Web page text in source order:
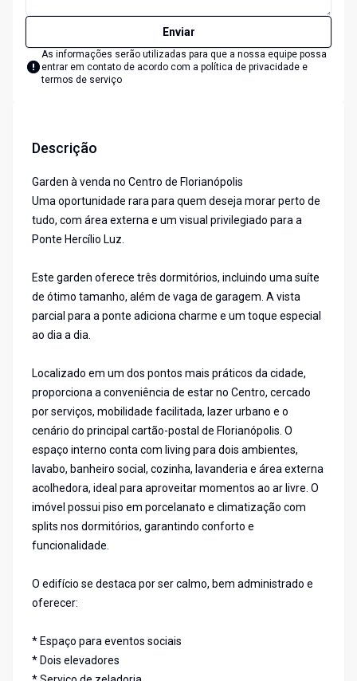
Enviar
As informações serão utilizadas para que a nossa equipe possa
entrar em contato de acordo com a política de privacidade e
termos de serviço
Descrição
Garden à venda no Centro de Florianópolis
Uma oportunidade rara para quem deseja morar perto de
tudo, com área externa e um visual privilegiado para a
Ponte Hercílio Luz.
Este garden oferece três dormitórios, incluindo uma suíte
de ótimo tamanho, além de vaga de garagem. A vista
parcial para a ponte adiciona charme e um toque especial
ao dia a dia.
Localizado em um dos pontos mais práticos da cidade,
proporciona a conveniência de estar no Centro, cercado
por serviços, mobilidade facilitada, lazer urbano e o
cenário do principal cartão-postal de Florianópolis. O
espaço interno conta com living para dois ambientes,
lavabo, banheiro social, cozinha, lavanderia e área externa
acolhedora, ideal para aproveitar momentos ao ar livre. O
imóvel possui piso em porcelanato e climatização com
splits nos dormitórios, garantindo conforto e
funcionalidade.
O edifício se destaca por ser calmo, bem administrado e
oferecer:
* Espaço para eventos sociais
* Dois elevadores